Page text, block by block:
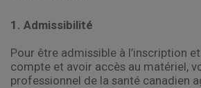
1. Admissibilité
Pour être admissible à l’inscription
compte et avoir accès au matériel,
professionnel de la santé canadien